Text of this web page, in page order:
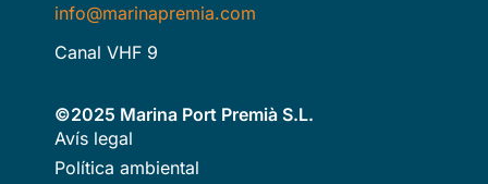
info@marinapremia.com
Canal VHF 9
©2025 Marina Port Premià S.L.
Avís legal
Política ambiental